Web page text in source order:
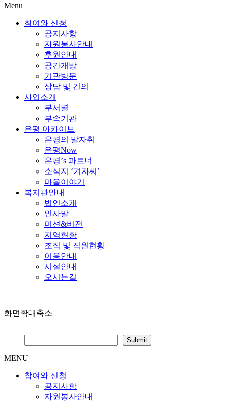
Menu
참여와 신청
공지사항
자원봉사안내
후원안내
공간개방
기관방문
상담 및 건의
사업소개
부서별
부속기관
은평 아카이브
은평의 발자취
은평Now
은평’s 파트너
소식지 ‘겨자씨’
마을이야기
복지관안내
법인소개
인사말
미션&비전
지역현황
조직 및 직원현황
이용안내
시설안내
오시는길
화면확대축소
MENU
참여와 신청
공지사항
자원봉사안내